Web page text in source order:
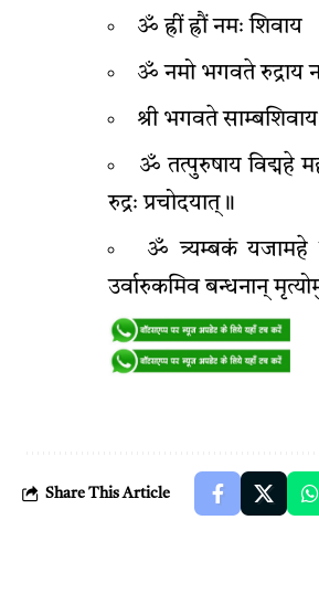
ॐ ह्रीं ह्रौं नमः शिवाय
ॐ नमो भगवते रुद्राय
श्री भगवते
ॐ तत्पुरुषाय विद्महे
रुद्रः प्रचोदयात्॥
ॐ त्र्यम्बकं यजामहे
उर्वारुकमिव बन्धनान्
Share This Article